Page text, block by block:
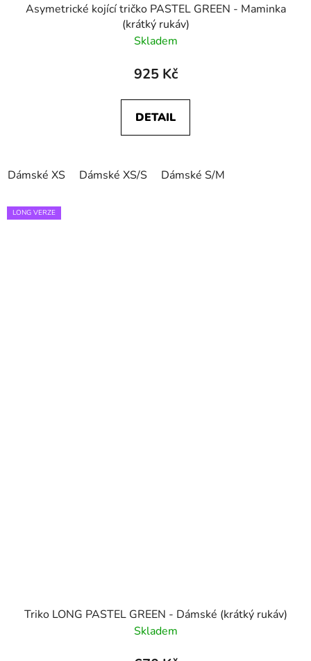
Asymetrické kojící tričko PASTEL GREEN - Maminka
(krátký rukáv)
Skladem
925 Kč
DETAIL
Dámské XS Dámské XS/S Dámské S/M
LONG VERZE
Triko LONG PASTEL GREEN - Dámské (krátký rukáv)
Skladem